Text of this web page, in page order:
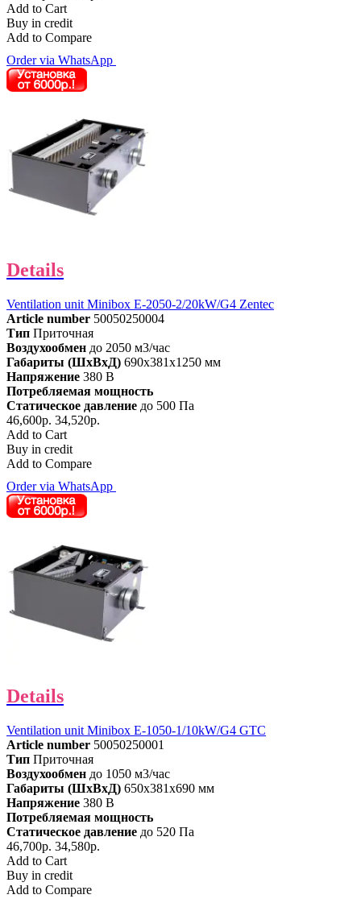
Add to Cart
Buy in credit
Add to Compare
Order via WhatsApp
Details
Ventilation unit Minibox E-2050-2/20kW/G4 Zentec
Article number 50050250004
Тип Приточная
Воздухообмен до 2050 м3/час
Габариты (ШхВхД) 690x381x1250 мм
Напряжение 380 В
Потребляемая мощность
Статическое давление до 500 Па
46,600р. 34,520р.
Add to Cart
Buy in credit
Add to Compare
Order via WhatsApp
Details
Ventilation unit Minibox E-1050-1/10kW/G4 GTC
Article number 50050250001
Тип Приточная
Воздухообмен до 1050 м3/час
Габариты (ШхВхД) 650x381x690 мм
Напряжение 380 В
Потребляемая мощность
Статическое давление до 520 Па
46,700р. 34,580р.
Add to Cart
Buy in credit
Add to Compare